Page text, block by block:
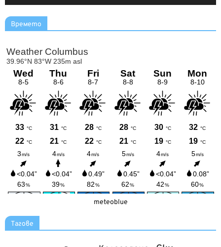
Времето
meteoblue
Тагове